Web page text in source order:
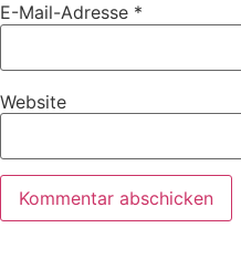
E-Mail-Adresse *
Website